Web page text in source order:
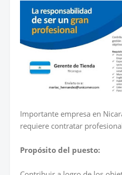
Importante empresa en
requiere contratar
Propósito del puesto: